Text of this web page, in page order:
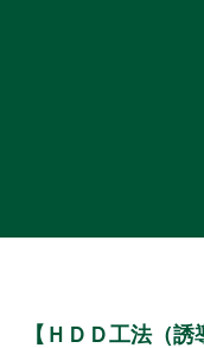
【ＨＤＤ工法（